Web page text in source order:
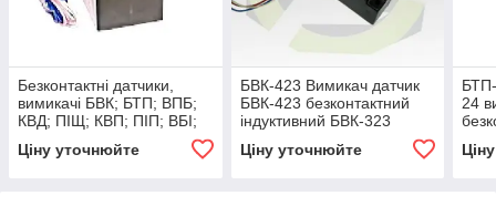
Безконтактні датчики,
вимикачі БВК; БТП; ВПБ;
КВД; ПІЩ; КВП; ПІП; ВБІ;
ВБО; ДКП (доставка-відпр
Ціну уточнюйте
БВК-423 Вимикач датчик
БВК-423 безконтактний
індуктивний БВК-323
Ціну уточнюйте
24